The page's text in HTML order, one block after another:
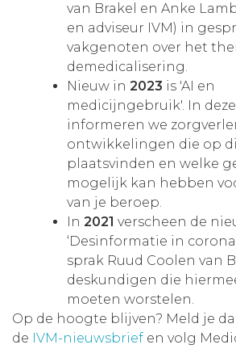
van Brakel en Anke
en adviseur IVM) in
vakgenoten over het
demedicalisering.
Nieuw in 2023 is 'AI en
medicijngebruik'. In
informeren we
ontwikkelingen die op
plaatsvinden en welke
mogelijk kan hebben
van je beroep.
In 2021 verscheen de
‘Desinformatie in
sprak Ruud Coolen van
deskundigen die
moeten worstelen.
Op de hoogte blijven? Meld je
de IVM-nieuwsbrief en volg